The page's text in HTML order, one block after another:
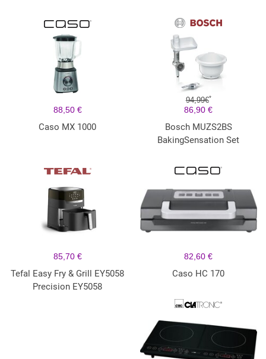
88,50 €
Caso MX 1000
94,99€*
86,90 €
Bosch MUZS2BS
BakingSensation Set
85,70 €
Tefal Easy Fry & Grill EY5058
Precision EY5058
82,60 €
Caso HC 170